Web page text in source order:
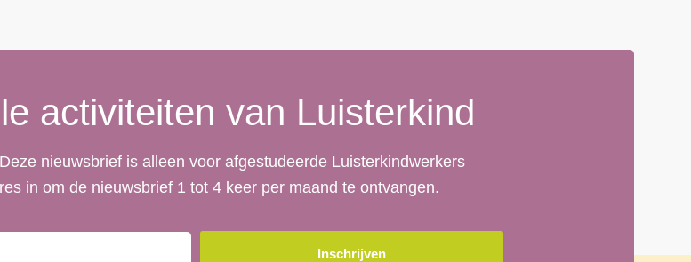
activiteiten van Luisterkind
nieuwsbrief is alleen voor afgestudeerde Luisterkindwerkers
in om de nieuwsbrief 1 tot 4 keer per maand te ontvangen.
Inschrijven